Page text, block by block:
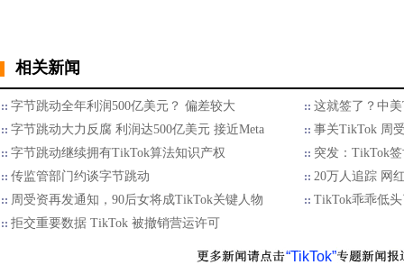
相关新闻
字节跳动全年利润500亿美元？ 偏差较大
这就签了？中
字节跳动大力反腐 利润达500亿美元 接近Meta
事关TikTok 周
字节跳动继续拥有TikTok算法知识产权
突发：TikTok
传监管部门约谈字节跳动
20万人追踪 网
周受资再发通知，90后女将成TikTok关键人物
TikTok乖乖低
拒交重要数据 TikTok 被撤销营运许可
“TikTok”